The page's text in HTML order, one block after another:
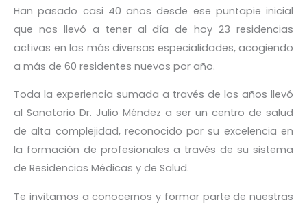
Han pasado casi 40 años desde ese puntapie inicial
que nos llevó a tener al día de hoy 23 residencias
activas en las más diversas especialidades, acogiendo
a más de 60 residentes nuevos por año.
Toda la experiencia sumada a través de los años llevó
al Sanatorio Dr. Julio Méndez a ser un centro de salud
de alta complejidad, reconocido por su excelencia en
la formación de profesionales a través de su sistema
de Residencias Médicas y de Salud.
Te invitamos a conocernos y formar parte de nuestras